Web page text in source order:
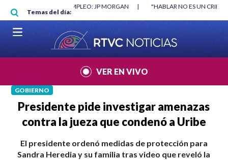
Pasar al contenido principal
Temas del día:
"HABLAR NO ES UN CRIMEN": CARTA DE BETO CORAL | ABELARDO
VER EN VIVO
GOBIERNO
Presidente pide investigar amenazas
contra la jueza que condenó a Uribe
El presidente ordenó medidas de protección para
Sandra Heredia y su familia tras video que reveló la